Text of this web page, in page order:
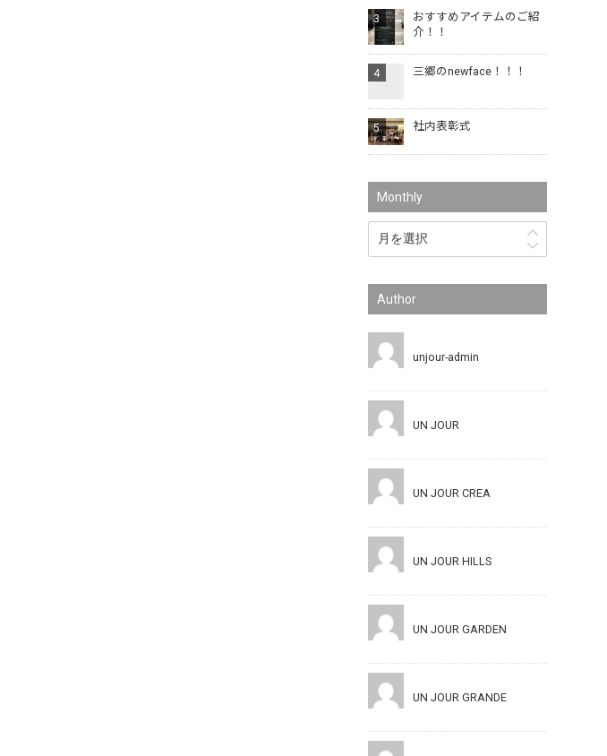
おすすめアイテムのご紹
介！！
三郷のnewface！！！
社内表彰式
Monthly
Author
unjour-admin
UN JOUR
UN JOUR CREA
UN JOUR HILLS
UN JOUR GARDEN
UN JOUR GRANDE